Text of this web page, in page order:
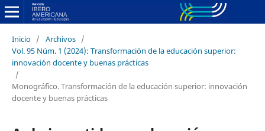
Inicio / Archivos /
Vol. 95 Núm. 1 (2024): Transformación de la educación superior:
innovación docente y buenas prácticas
/
Monográfico. Transformación de la educación superior: innovación
docente y buenas prácticas